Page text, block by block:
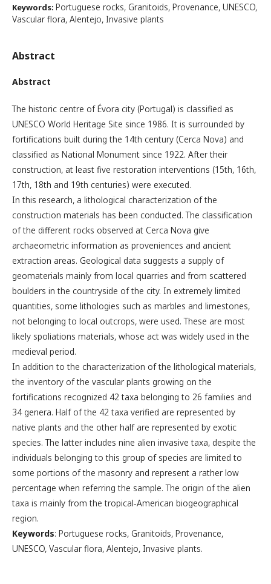
Keywords: Portuguese rocks, Granitoids, Provenance, UNESCO,
Vascular flora, Alentejo, Invasive plants
Abstract
Abstract
The historic centre of Évora city (Portugal) is classified as
UNESCO World Heritage Site since 1986. It is surrounded by
fortifications built during the 14th century (Cerca Nova) and
classified as National Monument since 1922. After their
construction, at least five restoration interventions (15th, 16th,
17th, 18th and 19th centuries) were executed.
In this research, a lithological characterization of the
construction materials has been conducted. The classification
of the different rocks observed at Cerca Nova give
archaeometric information as proveniences and ancient
extraction areas. Geological data suggests a supply of
geomaterials mainly from local quarries and from scattered
boulders in the countryside of the city. In extremely limited
quantities, some lithologies such as marbles and limestones,
not belonging to local outcrops, were used. These are most
likely spoliations materials, whose act was widely used in the
medieval period.
In addition to the characterization of the lithological materials,
the inventory of the vascular plants growing on the
fortifications recognized 42 taxa belonging to 26 families and
34 genera. Half of the 42 taxa verified are represented by
native plants and the other half are represented by exotic
species. The latter includes nine alien invasive taxa, despite the
individuals belonging to this group of species are limited to
some portions of the masonry and represent a rather low
percentage when referring the sample. The origin of the alien
taxa is mainly from the tropical-American biogeographical
region.
Keywords: Portuguese rocks, Granitoids, Provenance,
UNESCO, Vascular flora, Alentejo, Invasive plants.